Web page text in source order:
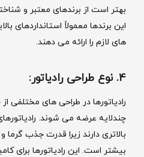
بهتر است از برندهای معتبر و
این برندها معمولاً استانداردهای
‌های لازم را ارائه می ‌دهند.
4. نوع طراحی رادیاتور:
رادیاتورها در طراحی ‌های مختلفی
چند‌لایه عرضه می ‌شوند.
بالاتری دارند زیرا قدرت جذب
بیشتر است. این رادیاتورها برای